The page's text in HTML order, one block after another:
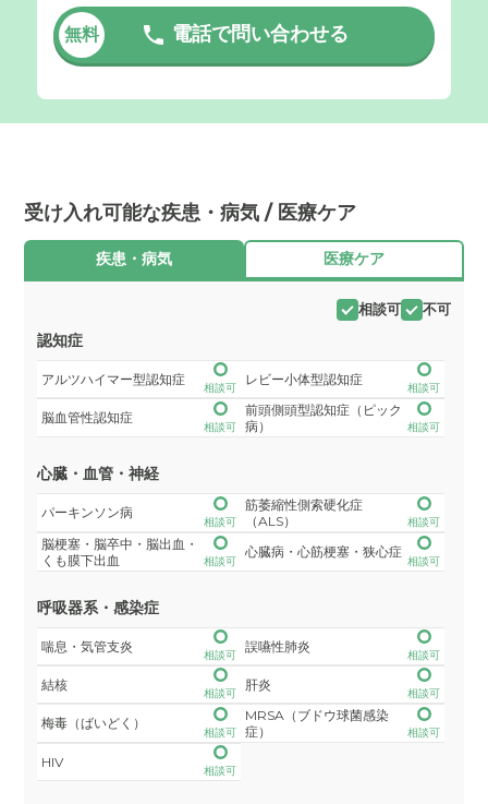
無料 電話で問い合わせる
受け入れ可能な疾患・病気 / 医療ケア
疾患・病気 医療ケア
相談可 不可
認知症
アルツハイマー型認知症
相談可
レビー小体型認知症
相談可
脳血管性認知症
相談可
前頭側頭型認知症（ピック
病）
相談可
心臓・血管・神経
パーキンソン病
相談可
筋萎縮性側索硬化症
（ALS）
相談可
脳梗塞・脳卒中・脳出血・
くも膜下出血
相談可
心臓病・心筋梗塞・狭心症
相談可
呼吸器系・感染症
喘息・気管支炎
相談可
誤嚥性肺炎
相談可
結核
相談可
肝炎
相談可
梅毒（ばいどく）
相談可
MRSA（ブドウ球菌感染
症）
相談可
HIV
相談可